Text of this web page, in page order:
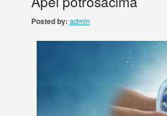
Posted by: admin